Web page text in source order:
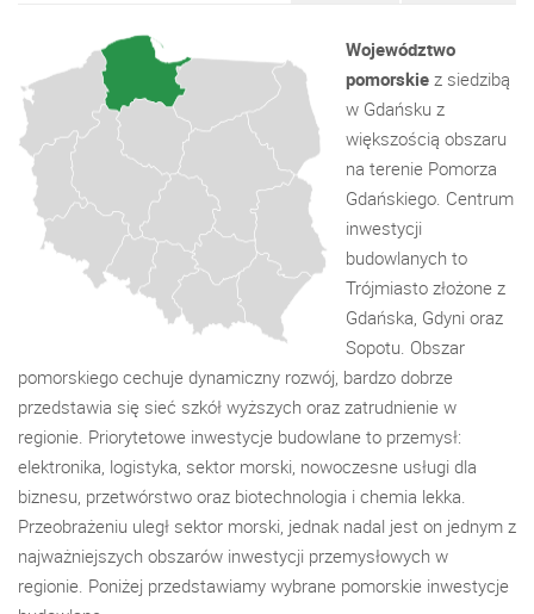
Województwo
pomorskie z siedzibą
w Gdańsku z
większością obszaru
na terenie Pomorza
Gdańskiego. Centrum
inwestycji
budowlanych to
Trójmiasto złożone z
Gdańska, Gdyni oraz
Sopotu. Obszar
pomorskiego cechuje dynamiczny rozwój, bardzo dobrze
przedstawia się sieć szkół wyższych oraz zatrudnienie w
regionie. Priorytetowe inwestycje budowlane to przemysł:
elektronika, logistyka, sektor morski, nowoczesne usługi dla
biznesu, przetwórstwo oraz biotechnologia i chemia lekka.
Przeobrażeniu uległ sektor morski, jednak nadal jest on jednym z
najważniejszych obszarów inwestycji przemysłowych w
regionie. Poniżej przedstawiamy wybrane pomorskie inwestycje